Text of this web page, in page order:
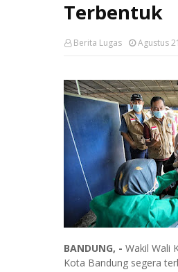
Terbentuk
Berita Lugas Agustus
BANDUNG, - Wakil Wali
Kota Bandung segera